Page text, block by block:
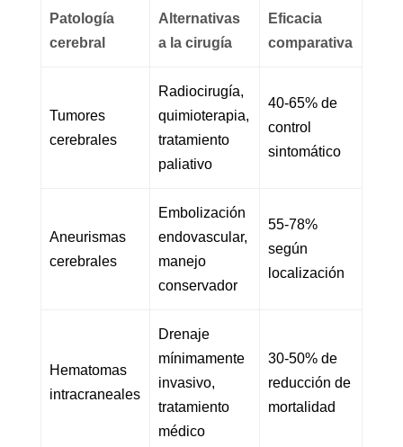
Patología
cerebral
Alternativas
a la cirugía
Eficacia
comparativa
Tumores
cerebrales
Radiocirugía,
quimioterapia,
tratamiento
paliativo
40-65% de
control
sintomático
Aneurismas
cerebrales
Embolización
endovascular,
manejo
conservador
55-78%
según
localización
Hematomas
intracraneales
Drenaje
mínimamente
invasivo,
tratamiento
médico
30-50% de
reducción de
mortalidad